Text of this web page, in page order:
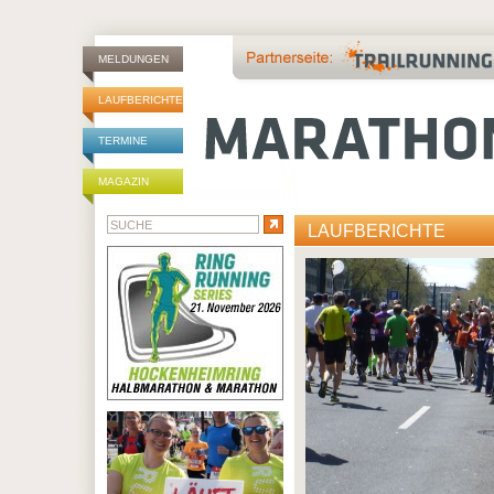
MELDUNGEN
LAUFBERICHTE
TERMINE
MAGAZIN
LAUFBERICHTE